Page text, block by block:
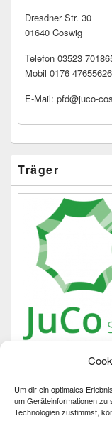
Um dir ein optimales
um Geräteinformationen zu
Technologien zustimmst,
Dresdner Str. 30
01640 Coswig
Telefon 03523
Mobil 0176 47655626
E-Mail: pfd@juco-
Träger
Wichtiges